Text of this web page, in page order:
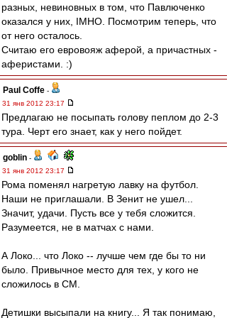
разных, невиновных в том, что Павлюченко
оказался у них, IMHO. Посмотрим теперь, что
от него осталось.
Считаю его евровояж аферой, а причастных -
аферистами. :)
Paul Coffe -
31 янв 2012 23:17
Предлагаю не посыпать голову пеплом до 2-3
тура. Черт его знает, как у него пойдет.
goblin -
31 янв 2012 23:17
Рома поменял нагретую лавку на футбол.
Наши не приглашали. В Зенит не ушел...
Значит, удачи. Пусть все у тебя сложится.
Разумеется, не в матчах с нами.
А Локо... что Локо -- лучше чем где бы то ни
было. Привычное место для тех, у кого не
сложилось в СМ.
Детишки высыпали на книгу... Я так понимаю,